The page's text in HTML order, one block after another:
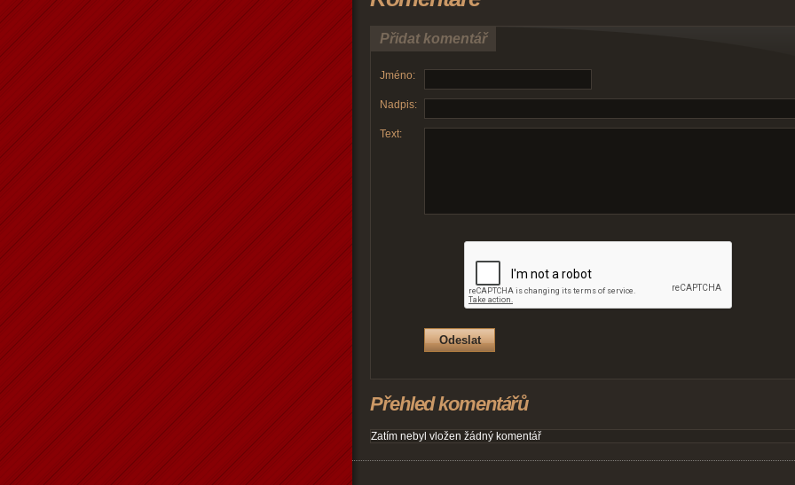
Přidat komentář
Jméno:
Nadpis:
Text:
Přehled komentářů
Zatím nebyl vložen žádný komentář